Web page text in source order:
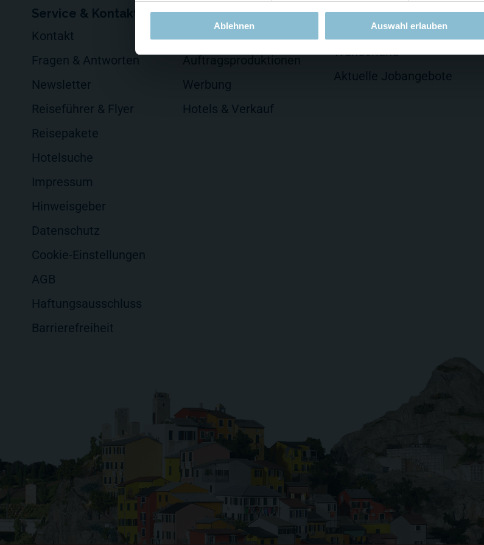
Ablehnen Auswahl erlauben
Service & Kontakt
Kontakt
Fragen & Antworten
Newsletter
Reiseführer & Flyer
Reisepakete
Hotelsuche
Impressum
Hinweisgeber
Datenschutz
Cookie-Einstellungen
AGB
Haftungsausschluss
Barrierefreiheit
Für Firmen
Events veranstalten
Werbung
Hotels & Verkauf
Jobs
Arbeiten im Miniatur
Wunderland
Aktuelle Jobangebote